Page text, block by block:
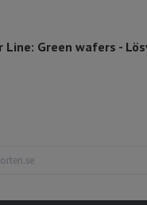
Line: Green wafers -